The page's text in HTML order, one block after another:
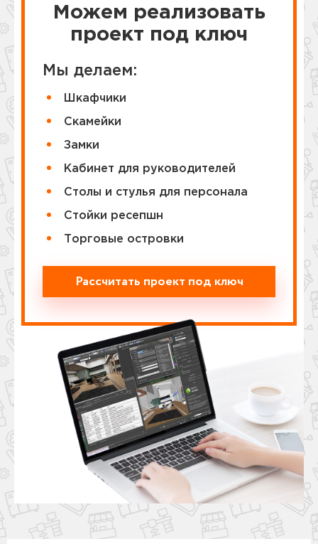
Можем реализовать
проект под ключ
Мы делаем:
Шкафчики
Cкамейки
Замки
Кабинет для руководителей
Столы и стулья для персонала
Стойки ресепшн
Торговые островки
Рассчитать проект под ключ